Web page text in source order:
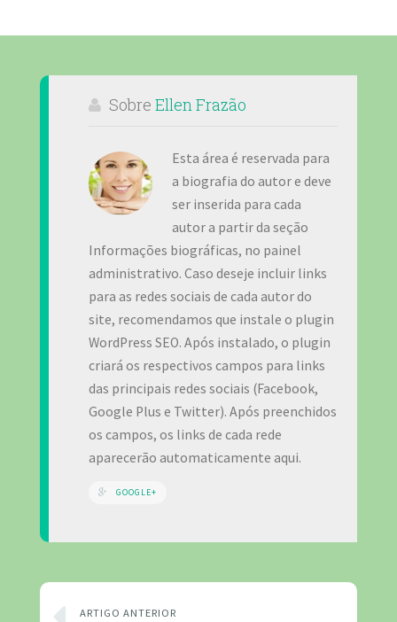
Sobre Ellen Frazão
Esta área é reservada para
a biografia do autor e deve
ser inserida para cada
autor a partir da seção
Informações biográficas, no painel
administrativo. Caso deseje incluir links
para as redes sociais de cada autor do
site, recomendamos que instale o plugin
WordPress SEO. Após instalado, o plugin
criará os respectivos campos para links
das principais redes sociais (Facebook,
Google Plus e Twitter). Após preenchidos
os campos, os links de cada rede
aparecerão automaticamente aqui.
GOOGLE+
ARTIGO ANTERIOR